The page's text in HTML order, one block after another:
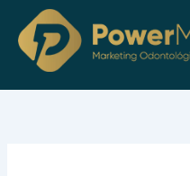
para
conteúdo